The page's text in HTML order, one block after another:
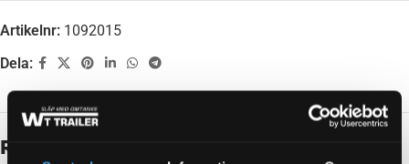
Artikelnr: 1092015
Dela:
Beskrivning